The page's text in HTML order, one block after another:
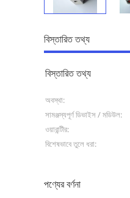
বিস্তারিত তথ্য
বিস্তারিত তথ্য
অবস্থা:
সামঞ্জস্যপূর্ণ ডিভাইস / মডিউল:
ওয়ারান্টীর:
বিশেষভাবে তুলে ধরা:
পণ্যের বর্ণনা